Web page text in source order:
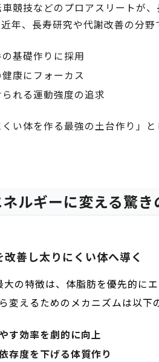
競技などのプロアスリートが
年、長寿研究や代謝改善の分
基礎作りに採用
康にフォーカス
られる運動強度の追求
い体を作る最強の土台作り」
ルギーに変える驚き
善し太りにくい体へ導く
大の特徴は、体脂肪を優先的に
変えるためのメカニズムは以下
す効率を劇的に向上
存度を下げる体質作り